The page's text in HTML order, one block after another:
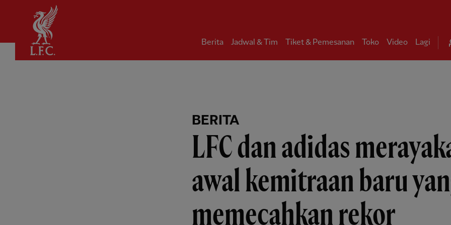
Berita Jadwal & Tim Tiket & Pemesanan Toko Video Lagi
BERITA
LFC dan adidas
awal kemitraan baru
memecahkan rekor